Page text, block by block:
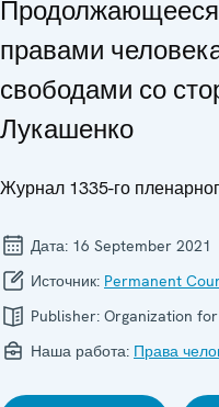
правами
свободами со
Лукашенко
Журнал 1335-го
Дата: 16 September 2021
Источник: Permanent
Publisher: Organization
Наша работа: Права